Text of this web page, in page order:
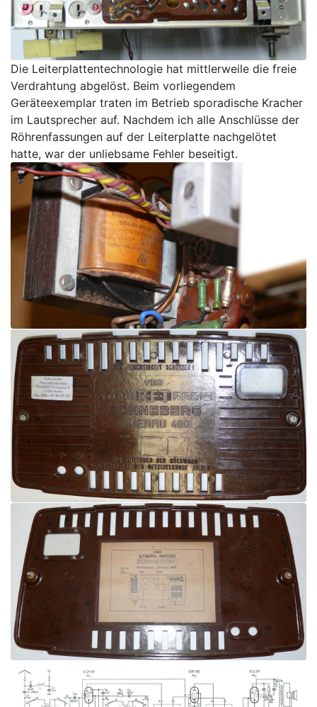
Die Leiterplattentechnologie hat mittlerweile die freie
Verdrahtung abgelöst. Beim vorliegendem
Geräteexemplar traten im Betrieb sporadische Kracher
im Lautsprecher auf. Nachdem ich alle Anschlüsse der
Röhrenfassungen auf der Leiterplatte nachgelötet
hatte, war der unliebsame Fehler beseitigt.